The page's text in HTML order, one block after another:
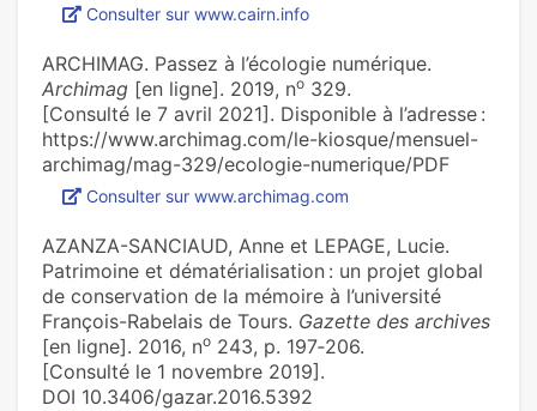
Consulter sur www.cairn.info
ARCHIMAG. Passez à l’écologie numérique.
Archimag [en ligne]. 2019, no 329.
[Consulté le 7 avril 2021]. Disponible à l’adresse :
https://www.archimag.com/le-kiosque/mensuel-
archimag/mag-329/ecologie-numerique/PDF
Consulter sur www.archimag.com
AZANZA-SANCIAUD, Anne et LEPAGE, Lucie.
Patrimoine et dématérialisation : un projet global
de conservation de la mémoire à l’université
François-Rabelais de Tours. Gazette des archives
[en ligne]. 2016, no 243, p. 197‑206.
[Consulté le 1 novembre 2019].
DOI 10.3406/gazar.2016.5392